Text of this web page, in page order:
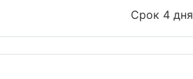
Срок 4 дня